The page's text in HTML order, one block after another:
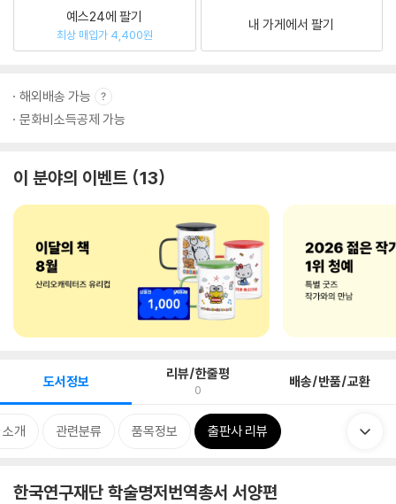
예스24에 팔기
최상 매입가 4,400원
내 가게에서 팔기
해외배송 가능
문화비소득공제 가능
이 분야의 이벤트 13
도서정보 리뷰/한줄평
0 배송/반품/교환
개 관련분류 품목정보 출판사 리뷰
한국연구재단 학술명저번역총서 서양편